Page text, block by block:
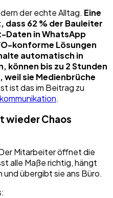
der echte Alltag. Eine
dass 62 % der Bauleiter
in WhatsApp
konforme Lösungen
automatisch in
können bis zu 2 Stunden
weil sie Medienbrüche
ist das im Beitrag zu
.
wieder Chaos
Mitarbeiter öffnet die
alle Maße richtig, hängt
übergibt sie ans Büro.